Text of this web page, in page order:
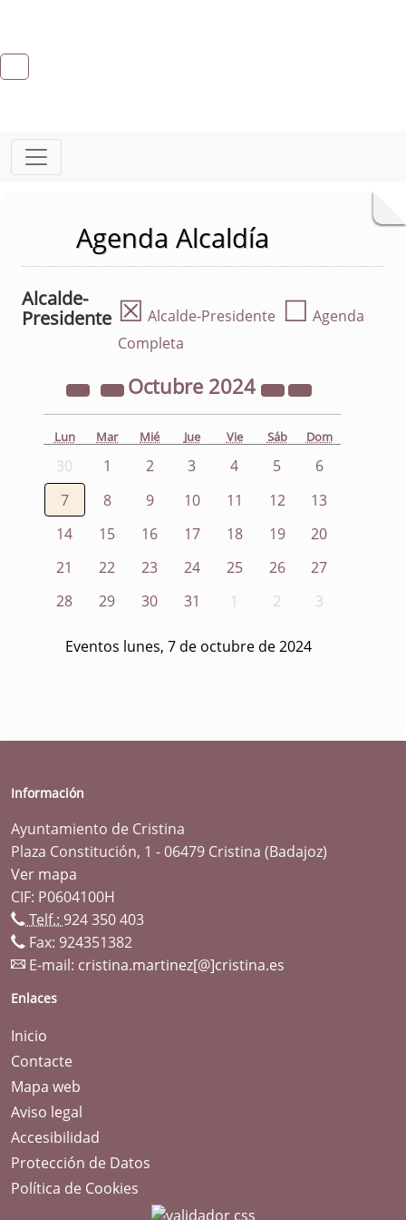
Agenda Alcaldía
Alcalde-
Presidente ☒ Alcalde-Presidente ☐ Agenda
Completa
Octubre 2024
Lun Mar Mié Jue Vie Sáb Dom
30 1 2 3 4 5
6
7
8 9 10 11 12
13
14
15 16 17 18 19
20
21
22 23 24 25 26
27
28
29 30 31 1 2 3
Eventos lunes, 7 de octubre de 2024
Información
Ayuntamiento de Cristina
Plaza Constitución, 1 - 06479 Cristina (Badajoz)
Ver mapa
CIF: P0604100H
Telf.: 924 350 403
Fax: 924351382
E-mail: cristina.martinez[@]cristina.es
Enlaces
Inicio
Contacte
Mapa web
Aviso legal
Accesibilidad
Protección de Datos
Política de Cookies